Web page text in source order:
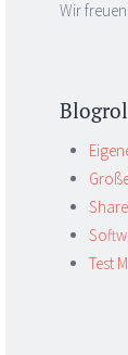
Wir
Test